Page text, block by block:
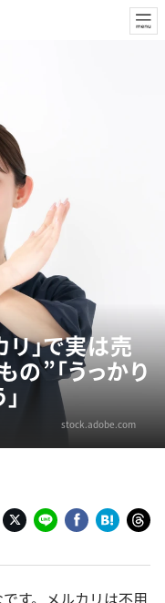
リ」で実は売
の”「うっかり
stock.adobe.com
す。メルカリは不用